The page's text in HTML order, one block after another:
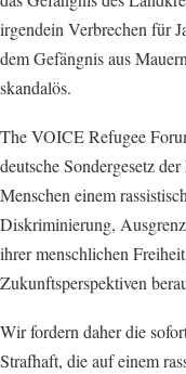
irgendein Verbrechen für
dem Gefängnis aus
skandalös.
The VOICE Refugee
deutsche Sondergesetz
Menschen einem
Diskriminierung,
ihrer menschlichen
Zukunftsperspektiven
Wir fordern daher die
Strafhaft, die auf einem